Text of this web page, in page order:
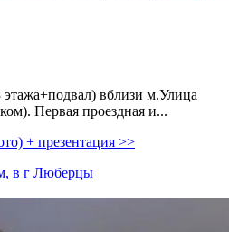
вблизи м.Улица
Первая проездная и...
+ презентация >>
в г Люберцы